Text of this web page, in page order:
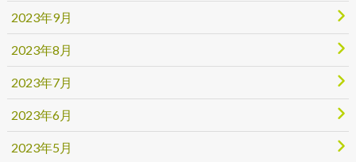
2023年9月
2023年8月
2023年7月
2023年6月
2023年5月